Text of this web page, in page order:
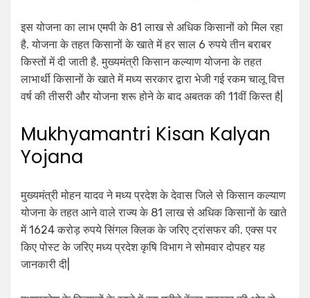
इस योजना का लाभ एमपी के 81 लाख से अधिक किसानों को मिल रहा
है. योजना के तहत किसानों के खाते में हर साल 6 रुपये तीन बराबर
किस्तों में दी जाती है. मुख्यमंत्री किसान कल्याण योजना के तहत
लाभार्थी किसानों के खाते में मध्य सरकार द्वारा भेजी गई रकम चालू वित्त
वर्ष की तीसरी और योजना शरू होने के बाद अबतक की 11वीं किस्त है|
Mukhyamantri Kisan Kalyan
Yojana
मुख्यमंत्री मोहन यादव ने मध्य प्रदेश के देवास जिले से किसान कल्याण
योजना के तहत आने वाले राज्य के 81 लाख से अधिक किसानों के खाते
में 1624 करोड़ रुपये सिंगल क्लिक के जरिए ट्रांसफर की. एक्स पर
किए पोस्ट के जरिए मध्य प्रदेश कृषि विभाग ने सोमवार दोपहर यह
जानकारी दी|